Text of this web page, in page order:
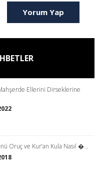
Yorum Yap
Ellerini Dirseklerine
Oruç ve Kur’an Kula Nasıl �...